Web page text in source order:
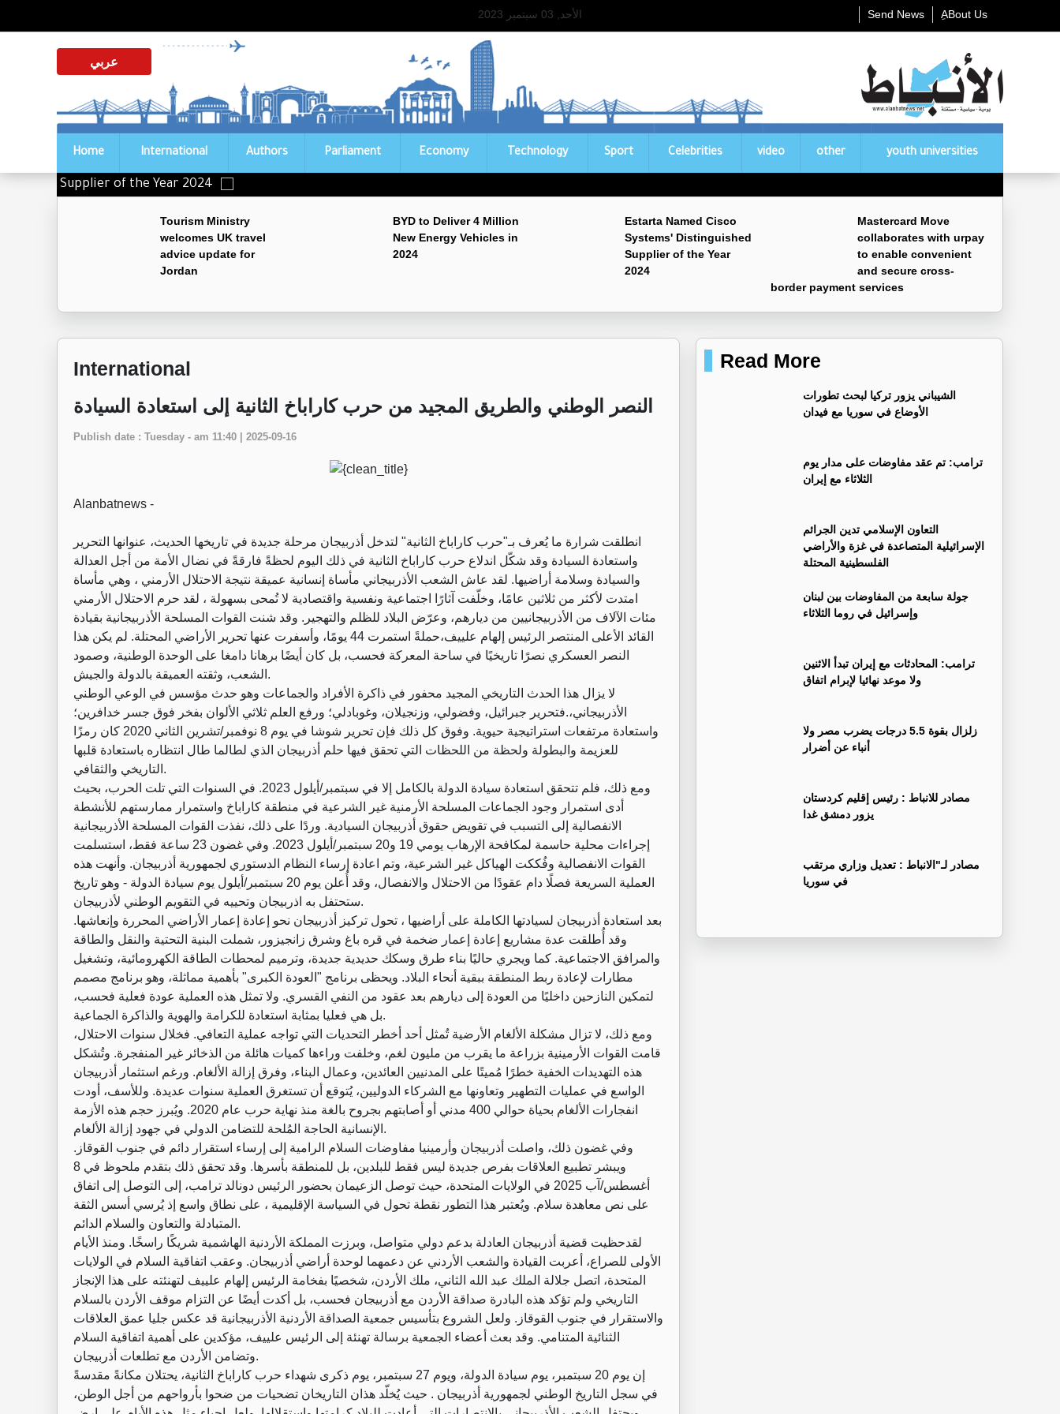
الأحد, 03 سبتمبر 2023 ِABout Us Send News
عربي
Home International Authors Parliament Economy Technology Sport Celebrities video other youth universities
Supplier of the Year 2024
Tourism Ministry
welcomes UK travel
advice update for
Jordan
BYD to Deliver 4 Million
New Energy Vehicles in
2024
Estarta Named Cisco
Systems' Distinguished
Supplier of the Year
2024
Mastercard Move
collaborates with urpay
to enable convenient
and secure cross-
border payment services
International
النصر الوطني ‏والطريق المجيد من حرب كاراباخ الثانية إلى استعادة السيادة
Publish date : Tuesday - am 11:40 | 2025-09-16
Alanbatnews -
انطلقت شرارة ما يُعرف بـ"حرب كاراباخ الثانية" لتدخل أذربيجان مرحلة جديدة في تاريخها الحديث، عنوانها التحرير
واستعادة السيادة وقد شكّل اندلاع حرب كاراباخ الثانية في ذلك اليوم لحظةً فارقةً في نضال الأمة من أجل العدالة
والسيادة وسلامة أراضيها. لقد عاش الشعب الأذربيجاني مأساة إنسانية عميقة نتيجة الاحتلال الأرمني ، وهي مأساة
امتدت لأكثر من ثلاثين عامًا، وخلّفت آثارًا اجتماعية ونفسية واقتصادية لا تُمحى بسهولة ، لقد حرم الاحتلال الأرمني
مئات الآلاف من الأذربيجانيين من ديارهم، وعرّض البلاد للظلم والتهجير. وقد شنت القوات المسلحة الأذربيجانية بقيادة
القائد الأعلى المنتصر الرئيس إلهام علييف،حملةً استمرت 44 يومًا، وأسفرت عنها تحرير الأراضي المحتلة. لم يكن هذا
النصر العسكري نصرًا تاريخيًا في ساحة المعركة فحسب، بل كان أيضًا برهانا دامغا على الوحدة الوطنية، وصمود
الشعب، وثقته العميقة بالدولة والجيش.
‏لا يزال هذا الحدث التاريخي المجيد محفور في ذاكرة الأفراد والجماعات وهو حدث مؤسس في الوعي الوطني
الأذربيجاني،.فتحرير جبرائيل، وفضولي، وزنجيلان، وغوبادلي؛ ورفع العلم ثلاثي الألوان بفخر فوق جسر خدافرين؛
واستعادة مرتفعات استراتيجية حيوية. وفوق كل ذلك فإن تحرير شوشا في يوم 8 نوفمبر/تشرين الثاني 2020 كان رمزًا
للعزيمة والبطولة ولحظة من اللحظات التي تحقق فيها حلم أذربيجان الذي لطالما طال انتظاره باستعادة قلبها
التاريخي والثقافي.
‏ومع ذلك، فلم تتحقق استعادة سيادة الدولة بالكامل إلا في سبتمبر/أيلول 2023. في السنوات التي تلت الحرب، بحيث
أدى استمرار وجود الجماعات المسلحة الأرمنية غير الشرعية في منطقة كاراباخ واستمرار ممارستهم للأنشطة
الانفصالية إلى التسبب في تقويض حقوق أذربيجان السيادية. وردًا على ذلك، نفذت القوات المسلحة الأذربيجانية
إجراءات محلية حاسمة لمكافحة الإرهاب يومي 19 و20 سبتمبر/أيلول 2023. وفي غضون 23 ساعة فقط، استسلمت
القوات الانفصالية وفُككت الهياكل غير الشرعية، وتم اعادة إرساء النظام الدستوري لجمهورية أذربيجان. وأنهت هذه
العملية السريعة فصلًا دام عقودًا من الاحتلال والانفصال، وقد أُعلن يوم 20 سبتمبر/أيلول يوم سيادة الدولة - وهو تاريخ
ستحتفل به اذربيجان وتحييه في التقويم الوطني لأذربيجان.
‏بعد استعادة أذربيجان لسيادتها الكاملة على أراضيها ، تحول تركيز أذربيجان نحو إعادة إعمار الأراضي المحررة وإنعاشها.
وقد أُطلقت عدة مشاريع إعادة إعمار ضخمة في قره باغ وشرق زانجيزور، شملت البنية التحتية والنقل والطاقة
والمرافق الاجتماعية. كما ويجري حاليًا بناء طرق وسكك حديدية جديدة، وترميم لمحطات الطاقة الكهرومائية، وتشغيل
مطارات لإعادة ربط المنطقة ببقية أنحاء البلاد. ويحظى برنامج "العودة الكبرى" بأهمية مماثلة، وهو برنامج مصمم
لتمكين النازحين داخليًا من العودة إلى ديارهم بعد عقود من النفي القسري. ولا تمثل هذه العملية عودة فعلية فحسب،
بل هي فعليا بمثابة استعادة للكرامة والهوية والذاكرة الجماعية.
‏ومع ذلك، لا تزال مشكلة الألغام الأرضية تُمثل أحد أخطر التحديات التي تواجه عملية التعافي. فخلال سنوات الاحتلال،
قامت القوات الأرمينية بزراعة ما يقرب من مليون لغم، وخلفت وراءها كميات هائلة من الذخائر غير المنفجرة. وتُشكل
هذه التهديدات الخفية خطرًا مُميتًا على المدنيين العائدين، وعمال البناء، وفرق إزالة الألغام. ورغم استثمار أذربيجان
الواسع في عمليات التطهير وتعاونها مع الشركاء الدوليين، يُتوقع أن تستغرق العملية سنوات عديدة. وللأسف، أودت
انفجارات الألغام بحياة حوالي 400 مدني أو أصابتهم بجروح بالغة منذ نهاية حرب عام 2020. ويُبرز حجم هذه الأزمة
الإنسانية الحاجة المُلحة للتضامن الدولي في جهود إزالة الألغام.
‏وفي غضون ذلك، واصلت أذربيجان وأرمينيا مفاوضات السلام الرامية إلى إرساء استقرار دائم في جنوب القوقاز.
ويبشر تطبيع العلاقات بفرص جديدة ليس فقط للبلدين، بل للمنطقة بأسرها. وقد تحقق ذلك بتقدم ملحوظ في 8
أغسطس/آب 2025 في الولايات المتحدة، حيث توصل الزعيمان بحضور الرئيس دونالد ترامب، إلى التوصل إلى اتفاق
على نص معاهدة سلام. ويُعتبر هذا التطور نقطة تحول في السياسة الإقليمية ، على نطاق واسع إذ يُرسي أسس الثقة
المتبادلة والتعاون والسلام الدائم.
‏لقدحظيت قضية أذربيجان العادلة بدعم دولي متواصل، وبرزت المملكة الأردنية الهاشمية شريكًا راسخًا. ومنذ الأيام
الأولى للصراع، أعربت القيادة والشعب الأردني عن دعمهما لوحدة أراضي أذربيجان. وعقب اتفاقية السلام في الولايات
المتحدة، اتصل جلالة الملك عبد الله الثاني، ملك الأردن، شخصيًا بفخامة الرئيس إلهام علييف لتهنئته على هذا الإنجاز
التاريخي ولم تؤكد هذه البادرة صداقة الأردن مع أذربيجان فحسب، بل أكدت أيضًا عن التزام موقف الأردن بالسلام
والاستقرار في جنوب القوقاز. ولعل الشروع بتأسيس جمعية الصداقة الأردنية الأذربيجانية قد عكس جليا عمق العلاقات
الثنائية المتنامي. وقد بعث أعضاء الجمعية برسالة تهنئة إلى الرئيس علييف، مؤكدين على أهمية اتفاقية السلام
وتضامن الأردن مع تطلعات أذربيجان.
‏إن يوم 20 سبتمبر، يوم سيادة الدولة، ويوم 27 سبتمبر، يوم ذكرى شهداء حرب كاراباخ الثانية، يحتلان مكانةً مقدسةً
في سجل التاريخ الوطني لجمهورية أذربيجان . حيث يُخلّد هذان التاريخان تضحيات من ضحوا بأرواحهم من أجل الوطن،
Read More
‏الشيباني يزور تركيا لبحث تطورات
الأوضاع في سوريا مع فيدان
ترامب: تم عقد مفاوضات على مدار يوم
الثلاثاء مع إيران
التعاون الإسلامي تدين الجرائم
الإسرائيلية المتصاعدة في غزة والأراضي
الفلسطينية المحتلة
جولة سابعة من المفاوضات بين لبنان
وإسرائيل في روما الثلاثاء
ترامب: المحادثات مع إيران تبدأ الاثنين
ولا موعد نهائيا لإبرام اتفاق
زلزال بقوة 5.5 درجات يضرب مصر ولا
أنباء عن أضرار
‏مصادر للانباط : رئيس إقليم كردستان
يزور دمشق غدا
‏مصادر لـ"الانباط : تعديل وزاري مرتقب
في سوريا